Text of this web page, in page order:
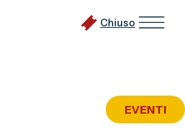
Chiuso
EVENTI